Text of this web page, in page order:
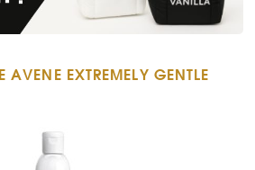
AVENE EXTREMELY GENTLE